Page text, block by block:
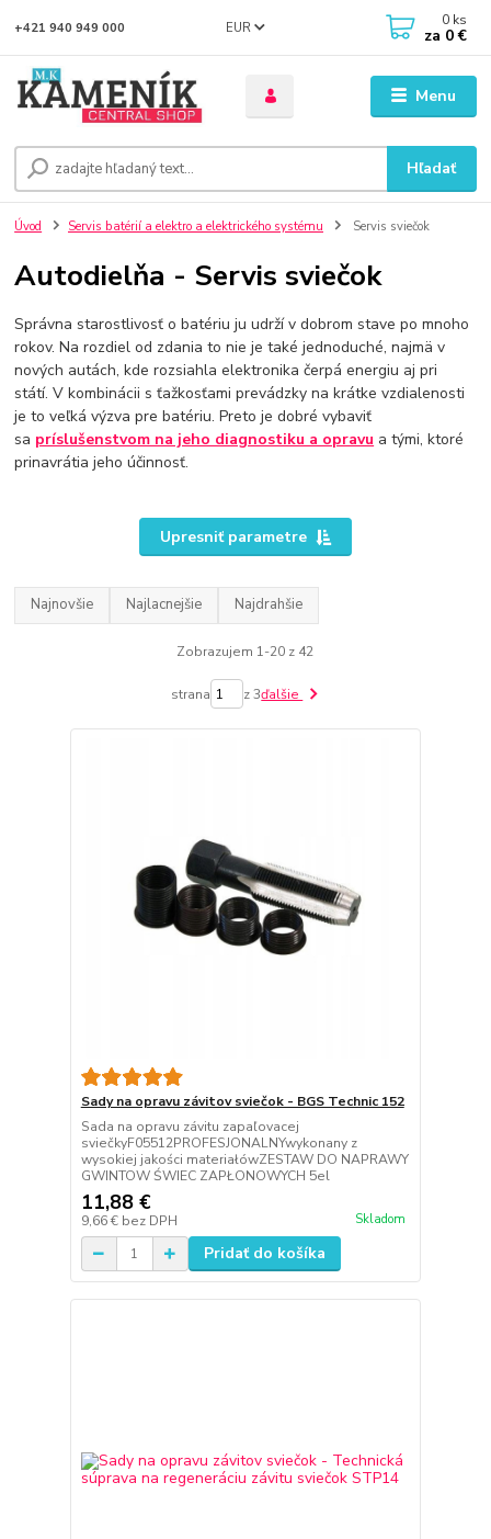
Menu
EUR
Hľadať
+421 940 949 000 0 ks
za 0 €
Úvod Servis batérií a elektro a elektrického systému Servis sviečok
Autodielňa - Servis sviečok
Správna starostlivosť o batériu ju udrží v dobrom stave po mnoho
rokov. Na rozdiel od zdania to nie je také jednoduché, najmä v
nových autách, kde rozsiahla elektronika čerpá energiu aj pri
státí. V kombinácii s ťažkosťami prevádzky na krátke vzdialenosti
je to veľká výzva pre batériu. Preto je dobré vybaviť
sa príslušenstvom na jeho diagnostiku a opravu a tými, ktoré
prinavrátia jeho účinnosť.
Upresniť parametre
Najnovšie Najlacnejšie Najdrahšie
Zobrazujem 1-20 z 42
strana z 3ďalšie
Sady na opravu závitov sviečok - BGS Technic 152
Sada na opravu závitu zapaľovacej
sviečkyF05512PROFESJONALNYwykonany z
wysokiej jakości materiałówZESTAW DO NAPRAWY
GWINTOW ŚWIEC ZAPŁONOWYCH 5el
11,88 €
9,66 € bez DPH Skladom
Pridať do košíka